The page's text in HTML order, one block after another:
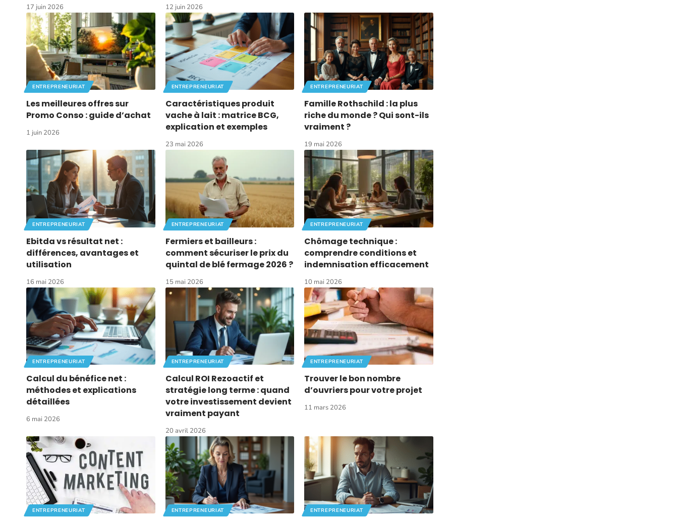
17 juin 2026 12 juin 2026
ENTREPRENEURIAT
Les meilleures offres sur
Promo Conso : guide d’achat
1 juin 2026
ENTREPRENEURIAT
Caractéristiques produit
vache à lait : matrice BCG,
explication et exemples
23 mai 2026
ENTREPRENEURIAT
Famille Rothschild : la plus
riche du monde ? Qui sont-ils
vraiment ?
19 mai 2026
ENTREPRENEURIAT
Ebitda vs résultat net :
différences, avantages et
utilisation
16 mai 2026
ENTREPRENEURIAT
Fermiers et bailleurs :
comment sécuriser le prix du
quintal de blé fermage 2026 ?
15 mai 2026
ENTREPRENEURIAT
Chômage technique :
comprendre conditions et
indemnisation efficacement
10 mai 2026
ENTREPRENEURIAT
Calcul du bénéfice net :
méthodes et explications
détaillées
6 mai 2026
ENTREPRENEURIAT
Calcul ROI Rezoactif et
stratégie long terme : quand
votre investissement devient
vraiment payant
20 avril 2026
ENTREPRENEURIAT
Trouver le bon nombre
d’ouvriers pour votre projet
11 mars 2026
ENTREPRENEURIAT ENTREPRENEURIAT ENTREPRENEURIAT